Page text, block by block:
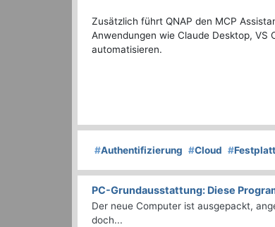
Zusätzlich führt QNAP den MCP
Anwendungen wie Claude Desktop, VS
automatisieren.
#Authentifizierung #Cloud #
PC-Grundausstattung: Diese
Der neue Computer ist ausgepackt,
doch...